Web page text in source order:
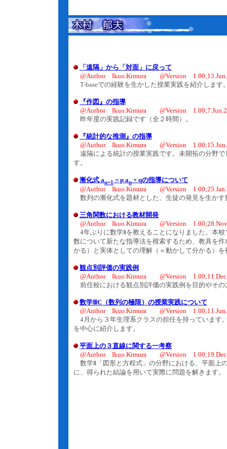
「遠隔」から「対面」に戻って
@Author Ikuo.Kimura @Version
T-baseでの経験を生かした授業実践を紹介します
『作図』の指導
@Author Ikuo.Kimura @Version
昨年度の実践記録です（全２時間）。
『統計的な推測』の指導
@Author Ikuo.Kimura @Version
遠隔による統計の授業実践です。未開拓の分野
す。
漸化式 an+1 = p an + qの指導について
@Author Ikuo.Kimura @Version
数列の漸化式を題材とした、生徒の発見を生か
三角関数における教材開発
@Author Ikuo.Kimura @Version
4年ぶりに数学Ⅱを教えることになりました。本
数について新たな指導法を模索するため、教具を
かる）と実体としての理解（＝動かして分かる）
観点別評価の実践例
@Author Ikuo.Kimura @Version
前任校における観点別評価の実践例を目的やそ
数学ⅢC（数列の極限）の授業実践について
@Author Ikuo.Kimura @Version
4月から３年生理系クラスの担任を持っています
を中心に紹介します。
平面上の３直線に関する一考察
@Author Ikuo.Kimura @Version
数学Ⅱ「図形と方程式」の分野における、平面上
に、得られた結論を用いて実際に問題を解きます。